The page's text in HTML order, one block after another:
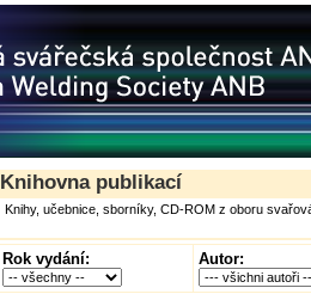
Knihovna publikací
Knihy, učebnice, sborníky, CD-ROM z oboru
Rok vydání: Autor: